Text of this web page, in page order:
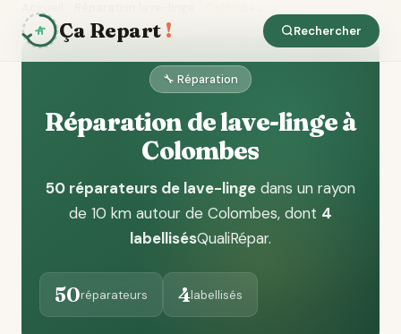
Ça Repart ! Rechercher
🔧 Réparation
Réparation de lave-linge à
Colombes
50 réparateurs de lave-linge dans un rayon
de 10 km autour de Colombes, dont 4
labellisésQualiRépar.
50réparateurs 4labellisés